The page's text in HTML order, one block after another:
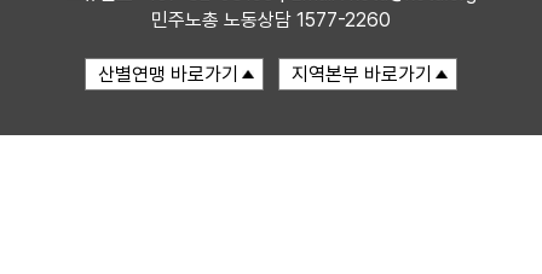
민주노총 노동상담 1577-2260